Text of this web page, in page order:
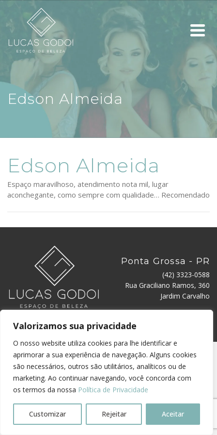
Valorizamos sua privacidade
O nosso website utiliza cookies para lhe identificar e
aprimorar a sua experiência de navegação. Alguns cookies
são necessários, outros são utilitários, analíticos ou de
marketing. Ao continuar navegando, você concorda com
os termos da nossa Política de Privacidade
Customizar Rejeitar Aceitar
Edson Almeida
Edson Almeida
Espaço maravilhoso, atendimento nota mil, lugar
aconchegante, como sempre com qualidade… Recomendado
Ponta Grossa - PR
(42) 3323-0588
Rua Graciliano Ramos, 360
Jardim Carvalho
© 2026 Desenvolvido por:TRONIC AGÊNCIA WEB